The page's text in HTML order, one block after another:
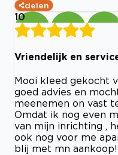
delen
10
Vriendelijk en
Mooi kleed gekocht
goed advies en
meenemen on vast
Omdat ik nog even
van mijn inrichting ,
ook nog voor me
blij met mn aankoop!